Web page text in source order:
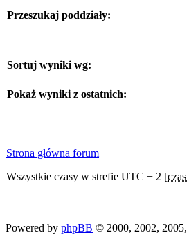
Przeszukaj poddziały:
Sortuj wyniki wg:
Pokaż wyniki z ostatnich:
Strona główna forum
Wszystkie czasy w strefie UTC + 2 [
Powered by phpBB © 2000, 2002,